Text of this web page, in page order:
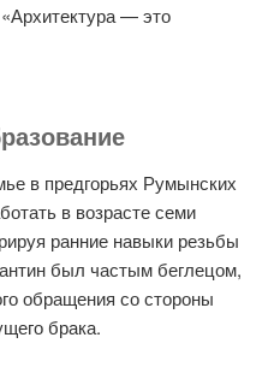
«Архитектура — это
в предгорьях Румынских
в возрасте семи
ранние навыки резьбы
был частым беглецом,
обращения со стороны
брака.